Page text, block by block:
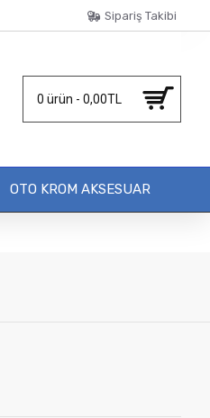
Sipariş Takibi
0 ürün - 0,00TL
OTO KROM AKSESUAR